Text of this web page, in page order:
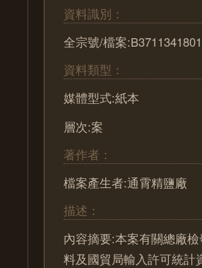
資料識別：
全宗號/檔案
資料類型：
媒體型式:紙本
層次:案
著作者：
檔案產生者:通霄精鹽廠
描述：
內容摘要:本案有關總廠
料及國貿局輸入許可統計